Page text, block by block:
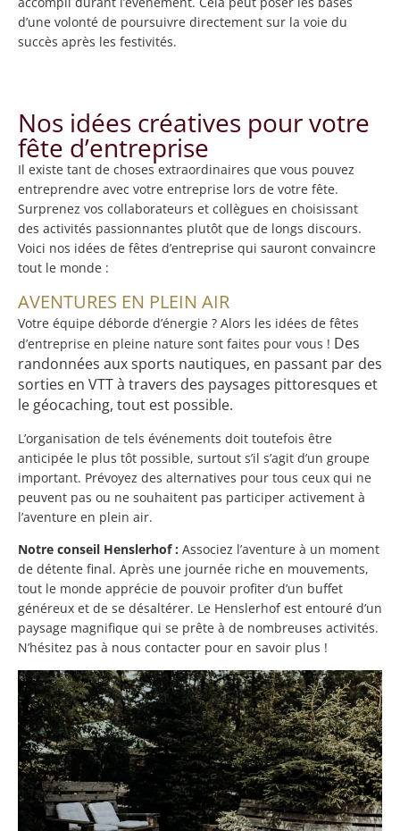
d’une volonté de poursuivre directement sur la voie du
succès après les festivités.
Nos idées créatives pour votre
fête d’entreprise
Il existe tant de choses extraordinaires que vous pouvez
entreprendre avec votre entreprise lors de votre fête.
Surprenez vos collaborateurs et collègues en choisissant
des activités passionnantes plutôt que de longs discours.
Voici nos idées de fêtes d’entreprise qui sauront convaincre
tout le monde :
AVENTURES EN PLEIN AIR
Votre équipe déborde d’énergie ? Alors les idées de fêtes
d’entreprise en pleine nature sont faites pour vous ! Des
randonnées aux sports nautiques, en passant par des
sorties en VTT à travers des paysages pittoresques et
le géocaching, tout est possible.
L’organisation de tels événements doit toutefois être
anticipée le plus tôt possible, surtout s’il s’agit d’un groupe
important. Prévoyez des alternatives pour tous ceux qui ne
peuvent pas ou ne souhaitent pas participer activement à
l’aventure en plein air.
Notre conseil Henslerhof : Associez l’aventure à un moment
de détente final. Après une journée riche en mouvements,
tout le monde apprécie de pouvoir profiter d’un buffet
généreux et de se désaltérer. Le Henslerhof est entouré d’un
paysage magnifique qui se prête à de nombreuses activités.
N’hésitez pas à nous contacter pour en savoir plus !